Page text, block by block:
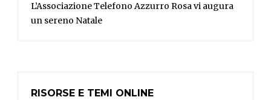
L’Associazione Telefono Azzurro Rosa vi augura
un sereno Natale
RISORSE E TEMI ONLINE